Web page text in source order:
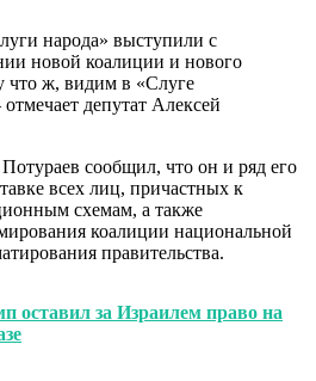
народа» выступили с
новой коалиции и нового
что ж, видим в «Слуге
депутат Алексей
сообщил, что он и ряд его
всех лиц, причастных к
схемам, а также
коалиции национальной
правительства.
оставил за Израилем право на